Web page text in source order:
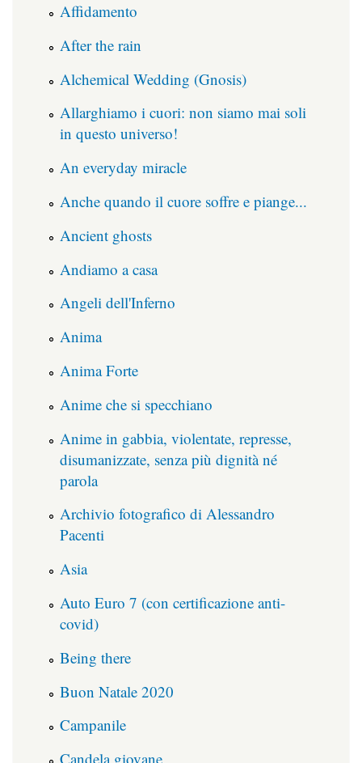
Affidamento
After the rain
Alchemical Wedding (Gnosis)
Allarghiamo i cuori: non siamo mai soli
in questo universo!
An everyday miracle
Anche quando il cuore soffre e piange...
Ancient ghosts
Andiamo a casa
Angeli dell'Inferno
Anima
Anima Forte
Anime che si specchiano
Anime in gabbia, violentate, represse,
disumanizzate, senza più dignità né
parola
Archivio fotografico di Alessandro
Pacenti
Asia
Auto Euro 7 (con certificazione anti-
covid)
Being there
Buon Natale 2020
Campanile
Candela giovane